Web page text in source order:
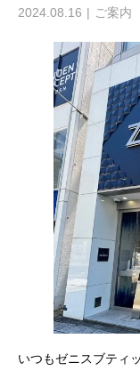
2024.08.16 ご案内
いつもゼニスブティ